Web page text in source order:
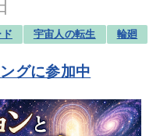
宇宙人の転生 輪廻
グに参加中